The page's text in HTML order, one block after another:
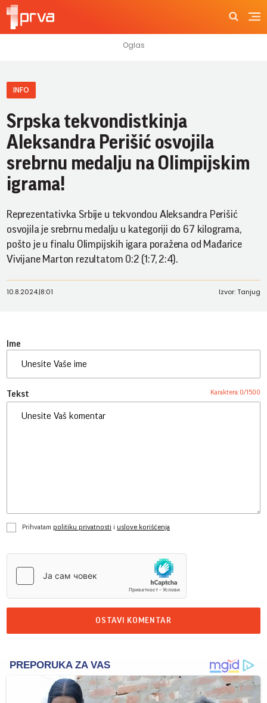
INFO
Srpska tekvondistkinja
Aleksandra Perišić osvojila
srebrnu medalju na Olimpijskim
igrama!
Reprezentativka Srbije u tekvondou Aleksandra Perišić
osvojila je srebrnu medalju u kategoriji do 67 kilograma,
pošto je u finalu Olimpijskih igara poražena od Mađarice
Vivijane Marton rezultatom 0:2 (1:7, 2:4).
10.8.2024.|8:01 Izvor: Tanjug
Ime
Tekst Karaktera:0/1500
Prihvatam politiku privatnosti i uslove korišćenja
OSTAVI KOMENTAR